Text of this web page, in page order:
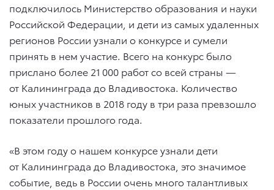
подключилось Министерство образования и науки
Российской Федерации, и дети из самых удаленных
регионов России узнали о конкурсе и сумели
принять в нем участие. Всего на конкурс было
прислано более 21 000 работ со всей страны —
от Калининграда до Владивостока. Количество
юных участников в 2018 году в три раза превзошло
показатели прошлого года.
«В этом году о нашем конкурсе узнали дети
от Калининграда до Владивостока, это значимое
событие, ведь в России очень много талантливых